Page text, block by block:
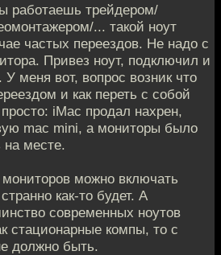
работаешь трейдером/
... такой ноут
частых переездов. Не надо с
Привез ноут, подключил и
меня вот, вопрос возник что
и как переть с собой
iMac продал нахрен,
mac mini, а мониторы было
на месте.
можно включать
как-то будет. А
современных ноутов
стационарные компы, то с
должно быть.